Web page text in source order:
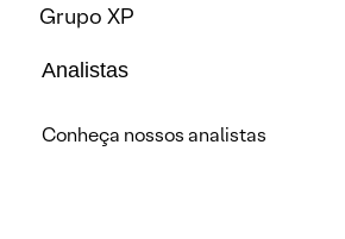
Grupo XP
Analistas
Conheça nossos analistas